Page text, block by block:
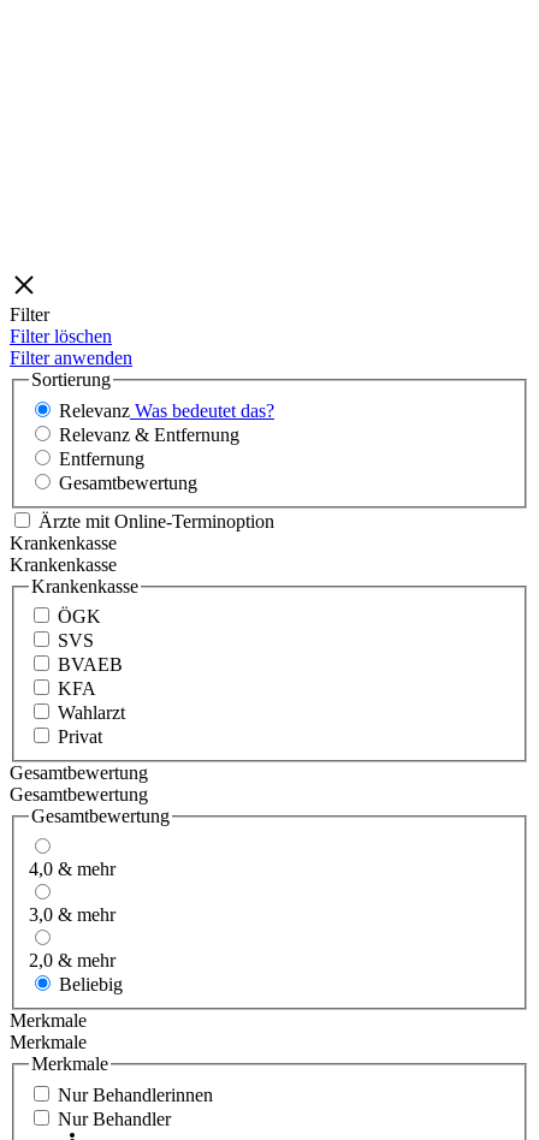
Filter
Filter löschen
Filter anwenden
Sortierung
Relevanz Was bedeutet das?
Relevanz & Entfernung
Entfernung
Gesamtbewertung
Ärzte mit Online-Terminoption
Krankenkasse
Krankenkasse
Krankenkasse
ÖGK
SVS
BVAEB
KFA
Wahlarzt
Privat
Gesamtbewertung
Gesamtbewertung
Gesamtbewertung
4,0 & mehr
3,0 & mehr
2,0 & mehr
Beliebig
Merkmale
Merkmale
Merkmale
Nur Behandlerinnen
Nur Behandler